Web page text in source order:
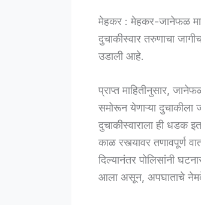
मेहकर : मेहकर-जानेफळ
दुचाकीस्वार तरुणाचा
उडाली आहे.
प्राप्त माहितीनुसार,
समोरून येणाऱ्या
दुचाकीस्वाराला ही धडक
काळ रस्त्यावर तणावपूर्ण
दिल्यानंतर पोलिसांनी
आला असून, अपघाताचे